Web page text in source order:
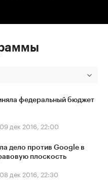
федеральный бюджет
09 дек 2016, 22:00
дело против Google в
плоскость
08 дек 2016, 22:30